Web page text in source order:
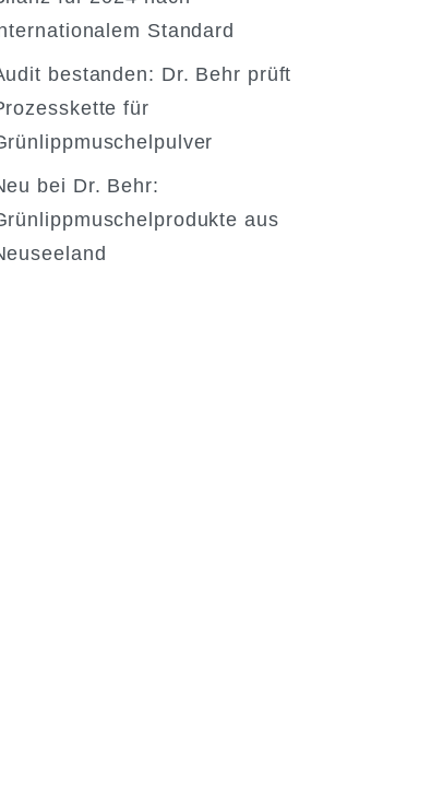
Standard
bestanden: Dr. Behr prüft
für
bei Dr. Behr:
aus